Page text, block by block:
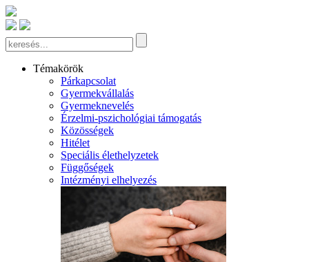
Témakörök
Párkapcsolat
Gyermekvállalás
Gyermeknevelés
Érzelmi-pszichológiai támogatás
Közösségek
Hitélet
Speciális élethelyzetek
Függőségek
Intézményi elhelyezés